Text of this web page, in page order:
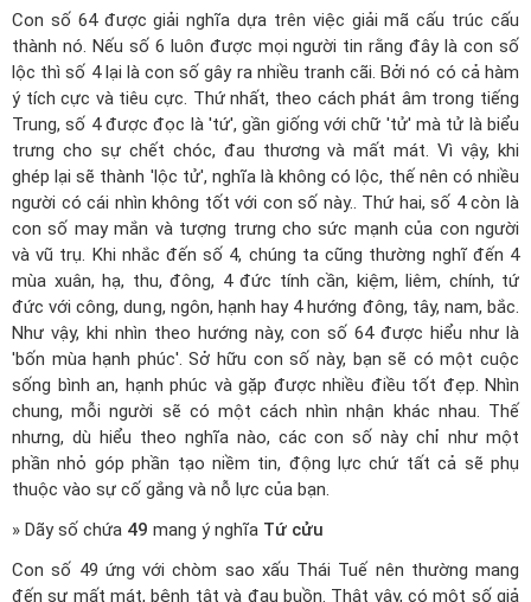
Con số 64 được giải nghĩa dựa trên việc giải mã cấu trúc cấu
thành nó. Nếu số 6 luôn được mọi người tin rằng đây là con số
lộc thì số 4 lại là con số gây ra nhiều tranh cãi. Bởi nó có cả hàm
ý tích cực và tiêu cực. Thứ nhất, theo cách phát âm trong tiếng
Trung, số 4 được đọc là 'tứ', gần giống với chữ 'tử' mà tử là biểu
trưng cho sự chết chóc, đau thương và mất mát. Vì vậy, khi
ghép lại sẽ thành 'lộc tử', nghĩa là không có lộc, thế nên có nhiều
người có cái nhìn không tốt với con số này.. Thứ hai, số 4 còn là
con số may mắn và tượng trưng cho sức mạnh của con người
và vũ trụ. Khi nhắc đến số 4, chúng ta cũng thường nghĩ đến 4
mùa xuân, hạ, thu, đông, 4 đức tính cần, kiệm, liêm, chính, tứ
đức với công, dung, ngôn, hạnh hay 4 hướng đông, tây, nam, bắc.
Như vậy, khi nhìn theo hướng này, con số 64 được hiểu như là
'bốn mùa hạnh phúc'. Sở hữu con số này, bạn sẽ có một cuộc
sống bình an, hạnh phúc và gặp được nhiều điều tốt đẹp. Nhìn
chung, mỗi người sẽ có một cách nhìn nhận khác nhau. Thế
nhưng, dù hiểu theo nghĩa nào, các con số này chỉ như một
phần nhỏ góp phần tạo niềm tin, động lực chứ tất cả sẽ phụ
thuộc vào sự cố gắng và nỗ lực của bạn.
» Dãy số chứa 49 mang ý nghĩa Tứ cửu
Con số 49 ứng với chòm sao xấu Thái Tuế nên thường mang
đến sự mất mát, bệnh tật và đau buồn. Thật vậy, có một số giả